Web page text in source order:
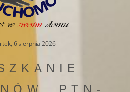
6 sierpnia 2026
PTN-